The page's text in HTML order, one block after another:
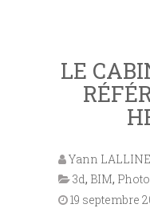
LE
Yann
3d, BIM,
19 septembre